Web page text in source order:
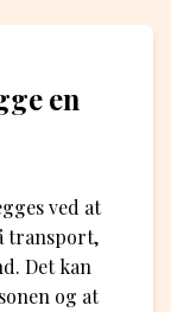
en
ved at
transport,
Det kan
og at